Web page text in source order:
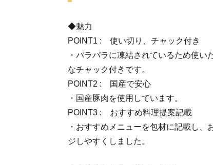
◆魅力
POINT1 : 使い切り、チャック付き
・パラパラに凍結されているため使い
なチャック付きです。
POINT2 : 国産で安心
・国産豚肉を使用しています。
POINT3 : おすすめ料理提案記載
・おすすめメニューを包材に記載し
ジしやすくしました。